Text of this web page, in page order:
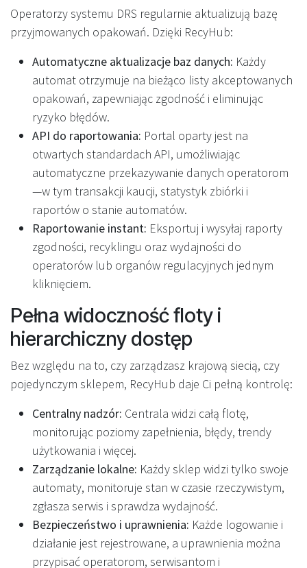
Operatorzy systemu DRS regularnie aktualizują bazę
przyjmowanych opakowań. Dzięki RecyHub:
Automatyczne aktualizacje baz danych: Każdy
automat otrzymuje na bieżąco listy akceptowanych
opakowań, zapewniając zgodność i eliminując
ryzyko błędów.
API do raportowania: Portal oparty jest na
otwartych standardach API, umożliwiając
automatyczne przekazywanie danych operatorom
—w tym transakcji kaucji, statystyk zbiórki i
raportów o stanie automatów.
Raportowanie instant: Eksportuj i wysyłaj raporty
zgodności, recyklingu oraz wydajności do
operatorów lub organów regulacyjnych jednym
kliknięciem.
Pełna widoczność floty i
hierarchiczny dostęp
Bez względu na to, czy zarządzasz krajową siecią, czy
pojedynczym sklepem, RecyHub daje Ci pełną kontrolę:
Centralny nadzór: Centrala widzi całą flotę,
monitorując poziomy zapełnienia, błędy, trendy
użytkowania i więcej.
Zarządzanie lokalne: Każdy sklep widzi tylko swoje
automaty, monitoruje stan w czasie rzeczywistym,
zgłasza serwis i sprawdza wydajność.
Bezpieczeństwo i uprawnienia: Każde logowanie i
działanie jest rejestrowane, a uprawnienia można
przypisać operatorom, serwisantom i